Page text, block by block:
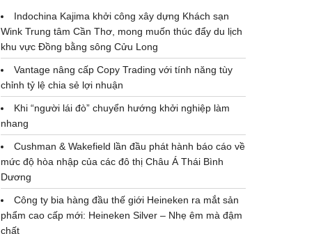
Indochina Kajima khởi công xây dựng Khách sạn
Wink Trung tâm Cần Thơ, mong muốn thúc đẩy du lịch
khu vực Đồng bằng sông Cửu Long
Vantage nâng cấp Copy Trading với tính năng tùy
chỉnh tỷ lệ chia sẻ lợi nhuận
Khi “người lái đò” chuyển hướng khởi nghiệp làm
nhang
Cushman & Wakefield lần đầu phát hành báo cáo về
mức độ hòa nhập của các đô thị Châu Á Thái Bình
Dương
Công ty bia hàng đầu thế giới Heineken ra mắt sản
phẩm cao cấp mới: Heineken Silver – Nhẹ êm mà đậm
chất